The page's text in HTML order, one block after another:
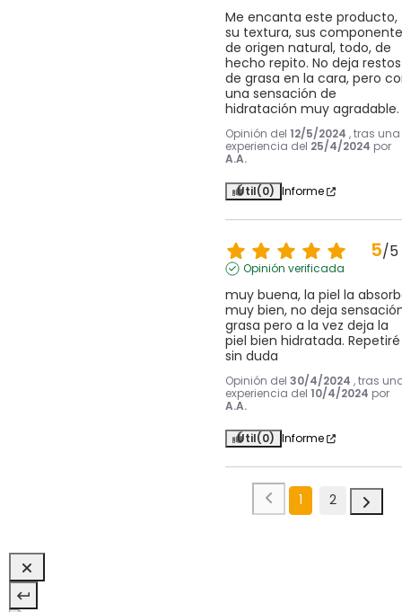
Me encanta este producto,
su textura, sus
de origen natural, todo, de
hecho repito. No deja restos
de grasa en la cara, pero
una sensación de
hidratación muy agradable.
Opinión del 12/5/2024 , tras una
experiencia del 25/4/2024 por
A.A.
Útil(0) Informe
5/5
Opinión verificada
muy buena, la piel la
muy bien, no deja
grasa pero a la vez deja la
piel bien hidratada. Repetiré
sin duda
Opinión del 30/4/2024 , tras
experiencia del 10/4/2024 por
A.A.
Útil(0) Informe
1 2